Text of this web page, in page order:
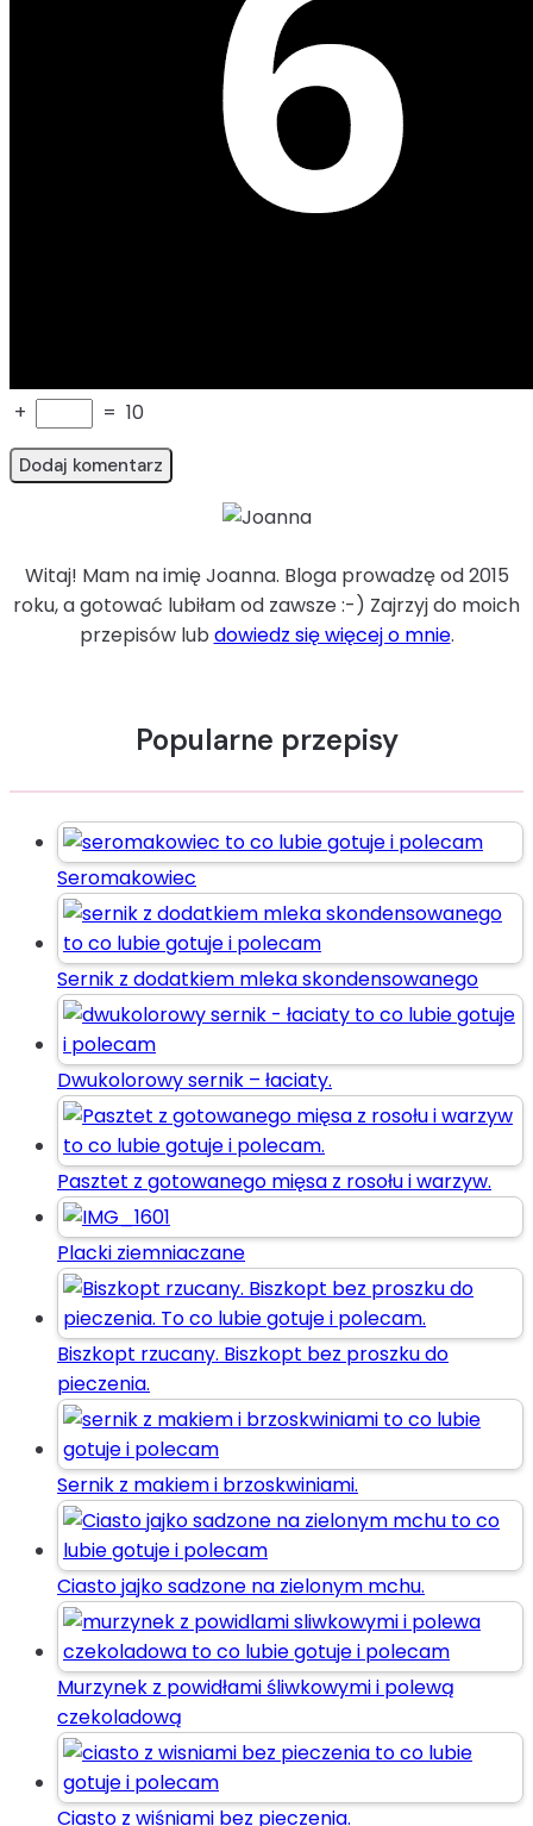
+ = 10
Witaj! Mam na imię Joanna. Bloga prowadzę od 2015
roku, a gotować lubiłam od zawsze :-) Zajrzyj do moich
przepisów lub dowiedz się więcej o mnie.
Popularne przepisy
Seromakowiec
Sernik z dodatkiem mleka skondensowanego
Dwukolorowy sernik – łaciaty.
Pasztet z gotowanego mięsa z rosołu i warzyw.
Placki ziemniaczane
Biszkopt rzucany. Biszkopt bez proszku do
pieczenia.
Sernik z makiem i brzoskwiniami.
Ciasto jajko sadzone na zielonym mchu.
Murzynek z powidłami śliwkowymi i polewą
czekoladową
Ciasto z wiśniami bez pieczenia.